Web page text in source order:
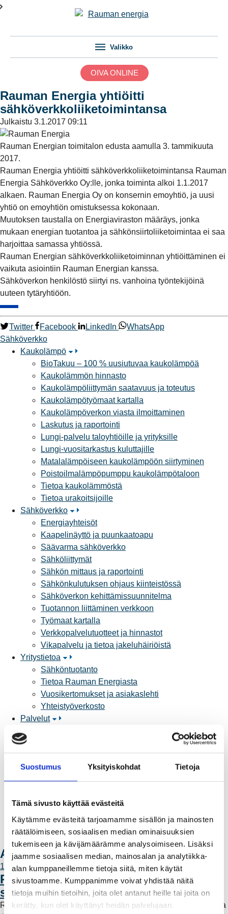
Suostumus Yksityiskohdat Tietoja
Tämä sivusto käyttää evästeitä
Käytämme evästeitä tarjoamamme sisällön ja mainosten
räätälöimiseen, sosiaalisen median ominaisuuksien
tukemiseen ja kävijämäärämme analysoimiseen. Lisäksi
jaamme sosiaalisen median, mainosalan ja analytiikka-
alan kumppaneillemme tietoja siitä, miten käytät
sivustoamme. Kumppanimme voivat yhdistää näitä
tietoja muihin tietoihin, joita olet antanut heille tai joita on
kerätty, kun olet käyttänyt heidän palvelujaan.
Valikko
OIVA ONLINE
Rauman Energia yhtiöitti
sähköverkkoliiketoimintansa
Julkaistu 3.1.2017 09:11
Rauman Energian toimitalon edusta aamulla 3. tammikuuta
2017.
Rauman Energia yhtiöitti sähköverkkoliiketoimintansa Rauman
Energia Sähköverkko Oy:lle, jonka toiminta alkoi 1.1.2017
alkaen. Rauman Energia Oy on konsernin emoyhtiö, ja uusi
yhtiö on emoyhtiön omistuksessa kokonaan.
Muutoksen taustalla on Energiaviraston määräys, jonka
mukaan energian tuotantoa ja sähkönsiirtoliiketoimintaa ei saa
harjoittaa samassa yhtiössä.
Rauman Energian sähköverkkoliiketoiminnan yhtiöittäminen ei
vaikuta asiointiin Rauman Energian kanssa.
Sähköverkon henkilöstö siirtyi ns. vanhoina työntekijöinä
uuteen tytäryhtiöön.
Twitter Facebook LinkedIn
WhatsApp
Sähköverkko
Kaukolämpö
BioTakuu – 100 % uusiutuvaa kaukolämpöä
Kaukolämmön hinnasto
Kaukolämpöliittymän saatavuus ja toteutus
Kaukolämpötyömaat kartalla
Kaukolämpöverkon viasta ilmoittaminen
Laskutus ja raportointi
Lungi-palvelu taloyhtiöille ja yrityksille
Lungi-vuositarkastus kuluttajille
Matalalämpöiseen kaukolämpöön siirtyminen
Poistoilmalämpöpumppu kaukolämpötaloon
Tietoa kaukolämmöstä
Tietoa urakoitsijoille
Sähköverkko
Energiayhteisöt
Kaapelinäyttö ja puunkaatoapu
Säävarma sähköverkko
Sähköliittymät
Sähkön mittaus ja raportointi
Sähkönkulutuksen ohjaus kiinteistössä
Sähköverkon kehittämissuunnitelma
Tuotannon liittäminen verkkoon
Työmaat kartalla
Verkkopalvelutuotteet ja hinnastot
Vikapalvelu ja tietoa jakeluhäiriöistä
Yritystietoa
Sähköntuotanto
Tietoa Rauman Energiasta
Vuosikertomukset ja asiakaslehti
Yhteistyöverkosto
Palvelut
Kulutuksen seuranta
Laskutus
Muuttajalle
Valtakirja ja asiointi toisen puolesta
Yhteystiedot
Laskutusosoitteet
Ota yhteyttä
Ajankohtaista
11.6.2026 12:00
Rauman Energia vahvistaa rooliaan
sähköntuotannossa
Rauman Energia on ostanut lisää osuuksia sähköntuotannosta